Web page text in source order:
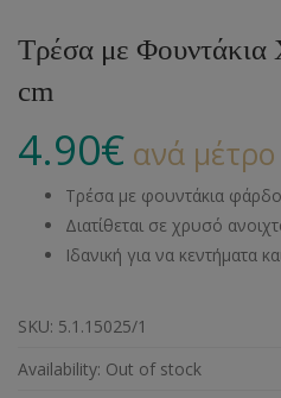
Τρέσα με Φουντάκια
cm
4.90€ ανά μέτρο
Τρέσα με φουντάκια
Διατίθεται σε χρυσό
Ιδανική για να κεντήματα
SKU: 5.1.15025/1
Availability: Out of stock